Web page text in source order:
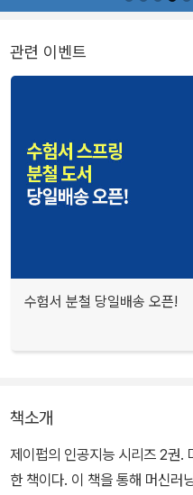
관련 이벤트
수험서 분철 당일배송 오픈!
책소개
제이펍의 인공지능 시리즈 2권.
한 책이다. 이 책을 통해 머신러